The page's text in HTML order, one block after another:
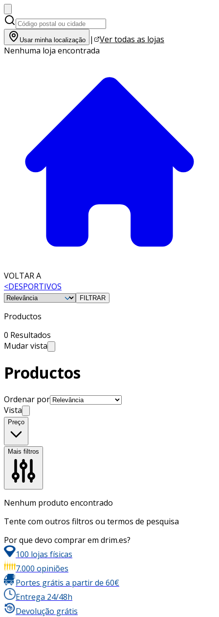
Usar minha localização |
Ver todas as lojas
Nenhuma loja encontrada
VOLTAR A
<DESPORTIVOS
FILTRAR
Productos
0 Resultados
Mudar vista
Productos
Ordenar por
Vista
Preço
Mais filtros
Nenhum produto encontrado
Tente com outros filtros ou termos de pesquisa
Por que devo comprar em drim.es?
100 lojas físicas
7.000 opiniões
Portes grátis a partir de 60€
Entrega 24/48h
Devolução grátis